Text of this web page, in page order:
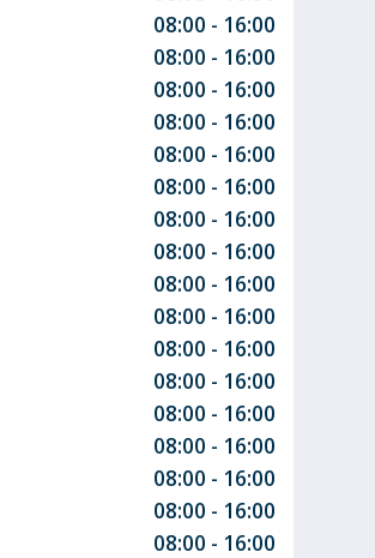
08:00 - 16:00
08:00 - 16:00
08:00 - 16:00
08:00 - 16:00
08:00 - 16:00
08:00 - 16:00
08:00 - 16:00
08:00 - 16:00
08:00 - 16:00
08:00 - 16:00
08:00 - 16:00
08:00 - 16:00
08:00 - 16:00
08:00 - 16:00
08:00 - 16:00
08:00 - 16:00
08:00 - 16:00